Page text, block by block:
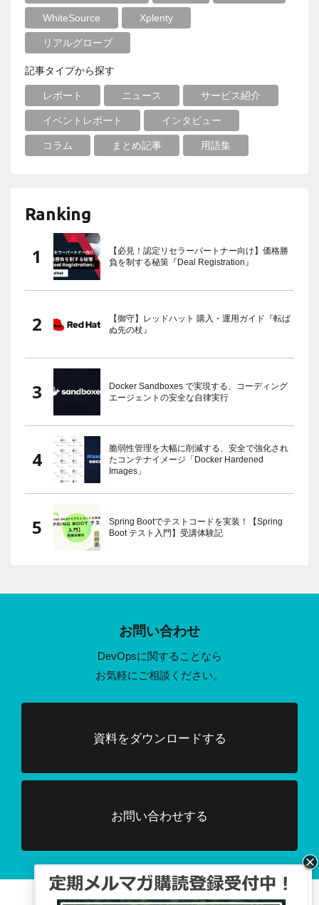
WhiteSource Xplenty
リアルグローブ
記事タイプから探す
レポート ニュース サービス紹介
イベントレポート インタビュー
コラム まとめ記事 用語集
Ranking
【必見！認定リセラーパートナー向け】価格勝
負を制する秘策『Deal Registration』
【御守】レッドハット 購入・運用ガイド『転ば
ぬ先の杖』
Docker Sandboxes で実現する、コーディング
エージェントの安全な自律実行
脆弱性管理を大幅に削減する、安全で強化され
たコンテナイメージ「Docker Hardened
Images」
Spring Bootでテストコードを実装！【Spring
Boot テスト入門】受講体験記
お問い合わせ
DevOpsに関することなら
お気軽にご相談ください。
資料をダウンロードする
お問い合わせする